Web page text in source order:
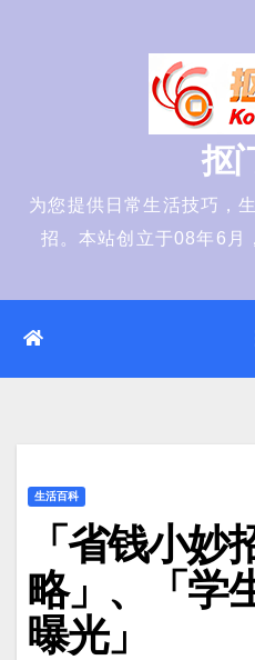
抠
为您提供日常生活技巧，
招。本站创立于08年6月
生活百科
「省钱小妙
略」、「学
曝光」